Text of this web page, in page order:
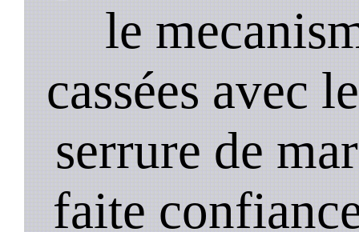
le
cassées avec
serrure de
faite